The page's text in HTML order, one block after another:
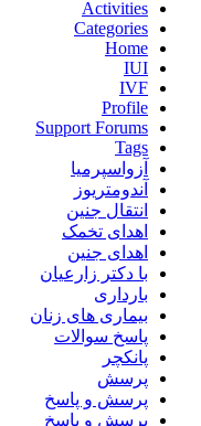
Activities
Categories
Home
IUI
IVF
Profile
Support Forums
Tags
آزواسپرمیا
آندومتریوز
انتقال جنین
اهدای تخمک
اهدای جنین
با دکتر زارعیان
بارداری
بیماری های زنان
پاسخ سوالات
پانکچر
پرسش
پرسش و پاسخ
پرسش و پاسخ